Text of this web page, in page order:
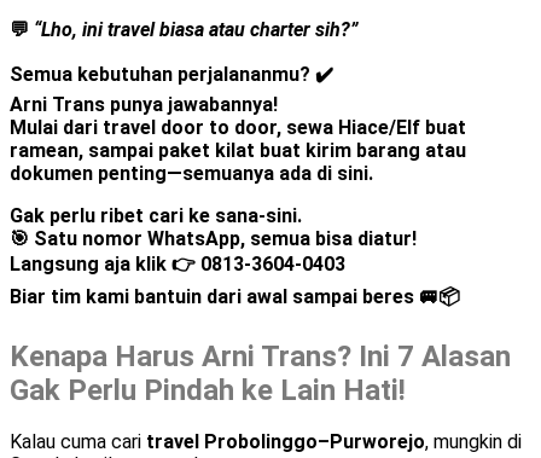
💬 “Lho, ini travel biasa atau charter sih?”
Semua kebutuhan perjalananmu? ✔️
Arni Trans punya jawabannya!
Mulai dari travel door to door, sewa Hiace/Elf buat
ramean, sampai paket kilat buat kirim barang atau
dokumen penting—semuanya ada di sini.
Gak perlu ribet cari ke sana-sini.
🎯 Satu nomor WhatsApp, semua bisa diatur!
Langsung aja klik 👉 0813-3604-0403
Biar tim kami bantuin dari awal sampai beres 🚐📦
Kenapa Harus Arni Trans? Ini 7 Alasan
Gak Perlu Pindah ke Lain Hati!
Kalau cuma cari travel Probolinggo–Purworejo, mungkin di